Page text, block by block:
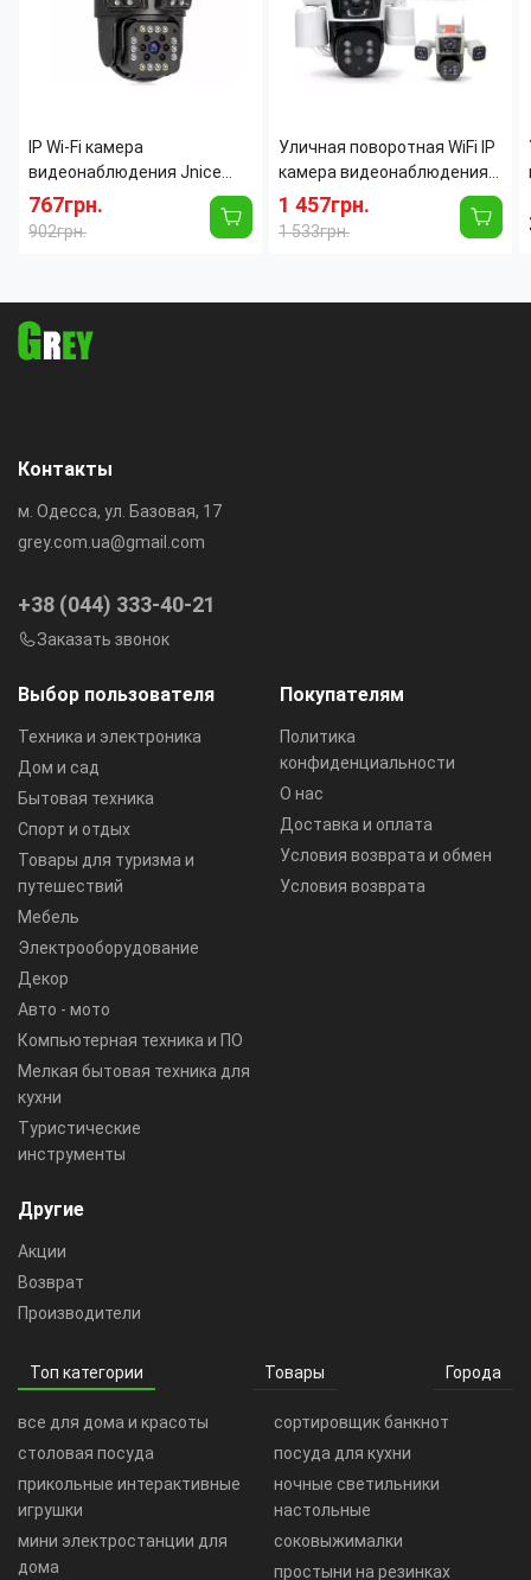
IP Wi-Fi камера
видеонаблюдения Jnice
V380 Pro JE-481, 2
объектива (двойная
камера), поворотная PTZ,
767грн.
902грн.
Уличная поворотная WiFi IP
камера видеонаблюдения
12MP 3 линзы PTZ,
автоотслеживание, 10× зум,
ночное видение, датчик
1 457грн.
1 533грн.
Выбор пользователя
Техника и электроника
Дом и сад
Бытовая техника
Спорт и отдых
Товары для туризма и
путешествий
Мебель
Электрооборудование
Декор
Авто - мото
Компьютерная техника и ПО
Мелкая бытовая техника для
кухни
Туристические
инструменты
Покупателям
Политика
конфиденциальности
О нас
Доставка и оплата
Условия возврата и обмен
Условия возврата
Другие
Акции
Возврат
Производители
Контакты
м. Одесса, ул. Базовая, 17
grey.com.ua@gmail.com
+38 (044) 333-40-21
Заказать звонок
Топ категории Товары Города
все для дома и красоты
столовая посуда
прикольные интерактивные
игрушки
мини электростанции для
дома
сортировщик банкнот
посуда для кухни
ночные светильники
настольные
соковыжималки
простыни на резинках